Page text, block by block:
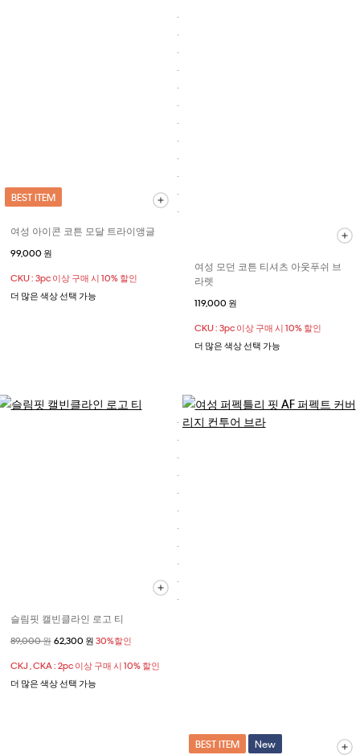
BEST ITEM
여성 아이콘 코튼 모달 트라이앵글
99,000 원
CKU : 3pc 이상 구매 시 10% 할인
더 많은 색상 선택 가능
여성 모던 코튼 티셔츠 아웃푸쉬 브
라렛
119,000 원
CKU : 3pc 이상 구매 시 10% 할인
더 많은 색상 선택 가능
슬림핏 캘빈클라인 로고 티
할인 전 가격
89,000 원할인된 가격
62,300 원 30%할인
CKJ , CKA : 2pc 이상 구매 시 10% 할인
더 많은 색상 선택 가능
BEST ITEM New